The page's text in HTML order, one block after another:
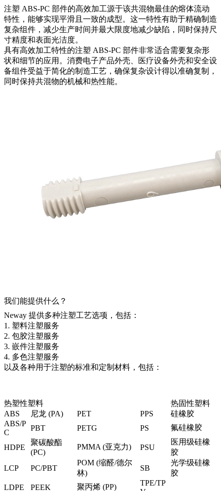
注塑 ABS-PC 部件的高效加工源于该共混物最佳的熔体流动
特性，能够实现平滑且一致的成型。这一特性有助于精确制造
复杂组件，减少生产时间并最大限度地减少缺陷，同时保持尺
寸精度和表面光洁度。
具有高效加工特性的注塑 ABS-PC 部件非常适合需要复杂形
状和细节的应用。消费电子产品外壳、医疗设备外壳和安全设
备组件受益于简化的制造工艺，确保复杂设计得以准确复制，
同时保持共混物的机械和热性能。
我们能提供什么？
Neway 提供多种注塑工艺选项，包括：
1. 塑料注塑服务
2. 包胶注塑服务
3. 嵌件注塑服务
4. 多色注塑服务
以及各种用于注塑的标准和定制材料，包括：
热塑性塑料
热固性塑料
ABS
尼龙 (PA) PET PPS
硅橡胶
ABS/P
C
PBT PETG PS 氟硅橡胶
HDPE
聚碳酸酯
(PC)
PMMA (亚克力) PSU
医用级硅橡
胶
LCP
PC/PBT
POM (缩醛/德尔
林)
SB
光学级硅橡
胶
LDPE
PEEK 聚丙烯 (PP)
TPE/TP